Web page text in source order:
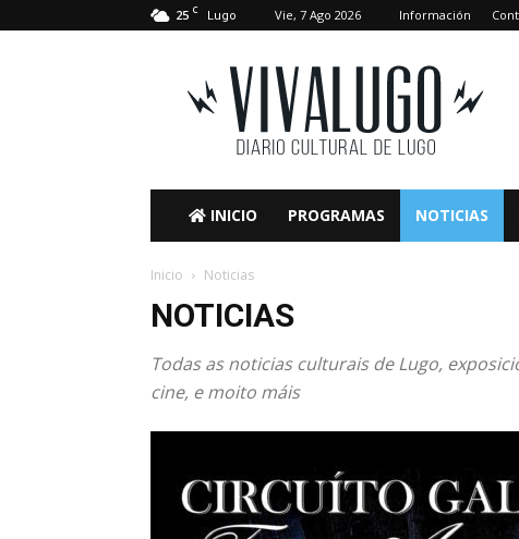
25 C Lugo Vie, 7 Ago 2026 Información
VivaLugo
INICIO PROGRAMAS NOTICIAS
Inicio Noticias
NOTICIAS
Todas as noticias culturais de Lugo,
cine, e moito máis